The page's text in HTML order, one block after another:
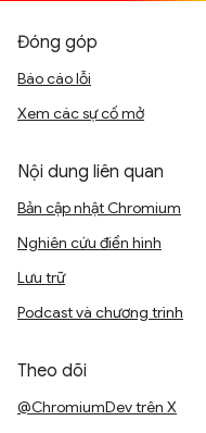
Đóng góp
Báo cáo lỗi
Xem các sự cố mở
Nội dung liên quan
Bản cập nhật Chromium
Nghiên cứu điển hình
Lưu trữ
Podcast và chương trình
Theo dõi
@ChromiumDev trên X